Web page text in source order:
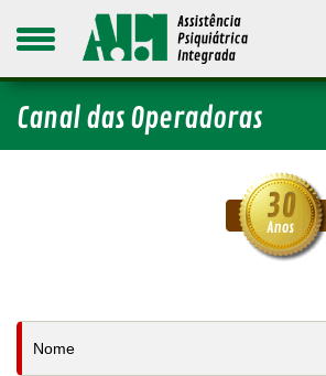
Canal das Operadoras